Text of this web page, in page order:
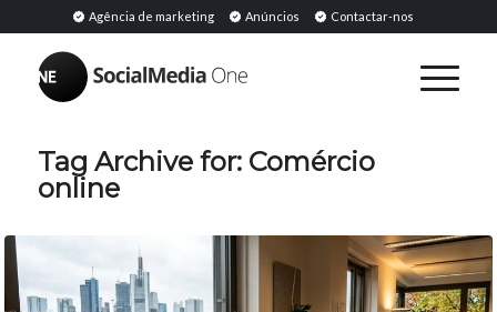
Agência de marketing Anúncios Contactar-nos
Tag Archive for: Comércio
online